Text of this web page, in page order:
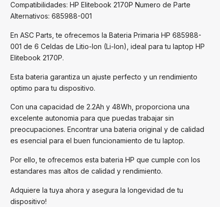
Compatibilidades: HP Elitebook 2170P Numero de Parte
Alternativos: 685988-001
En ASC Parts, te ofrecemos la Bateria Primaria HP 685988-
001 de 6 Celdas de Litio-Ion (Li-Ion), ideal para tu laptop HP
Elitebook 2170P.
Esta bateria garantiza un ajuste perfecto y un rendimiento
optimo para tu dispositivo.
Con una capacidad de 2.2Ah y 48Wh, proporciona una
excelente autonomia para que puedas trabajar sin
preocupaciones. Encontrar una bateria original y de calidad
es esencial para el buen funcionamiento de tu laptop.
Por ello, te ofrecemos esta bateria HP que cumple con los
estandares mas altos de calidad y rendimiento.
Adquiere la tuya ahora y asegura la longevidad de tu
dispositivo!